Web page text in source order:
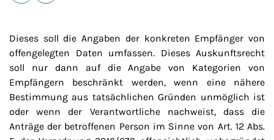
Dieses soll die Angaben der konkreten Empfänger von
offengelegten Daten umfassen. Dieses Auskunftsrecht
soll nur dann auf die Angabe von Kategorien von
Empfängern beschränkt werden, wenn eine nähere
Bestimmung aus tatsächlichen Gründen unmöglich ist
oder wenn der Verantwortliche nachweist, dass die
Anträge der betroffenen Person im Sinne von Art. 12 Abs.